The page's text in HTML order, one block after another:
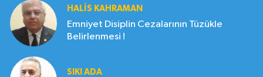
HALIS KAHRAMAN
Emniyet Disiplin Cezalarının Tüzükle
Belirlenmesi !
SIKI ADA